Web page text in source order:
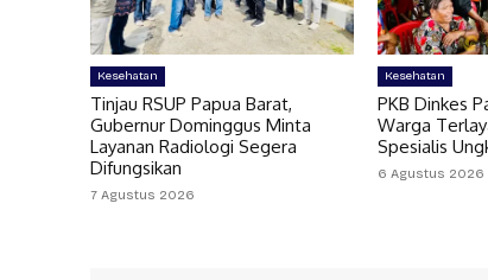
Kesehatan
Tinjau RSUP Papua Barat,
Gubernur Dominggus Minta
Layanan Radiologi Segera
Difungsikan
7 Agustus 2026
Kesehatan
PKB Dinkes
Warga
Spesialis
6 Agustus 2026